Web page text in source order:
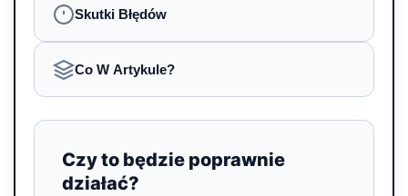
Skutki Błędów
Co W Artykule?
Czy to będzie poprawnie
działać?